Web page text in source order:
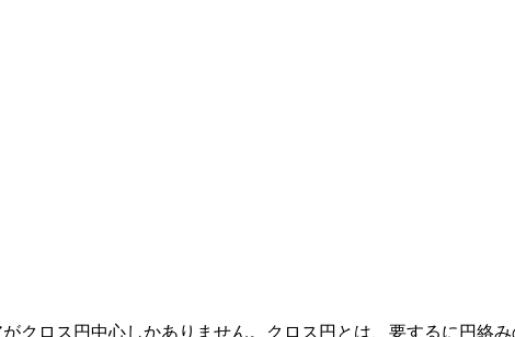
クロス円中心しかありません。クロス円とは、要するに円絡